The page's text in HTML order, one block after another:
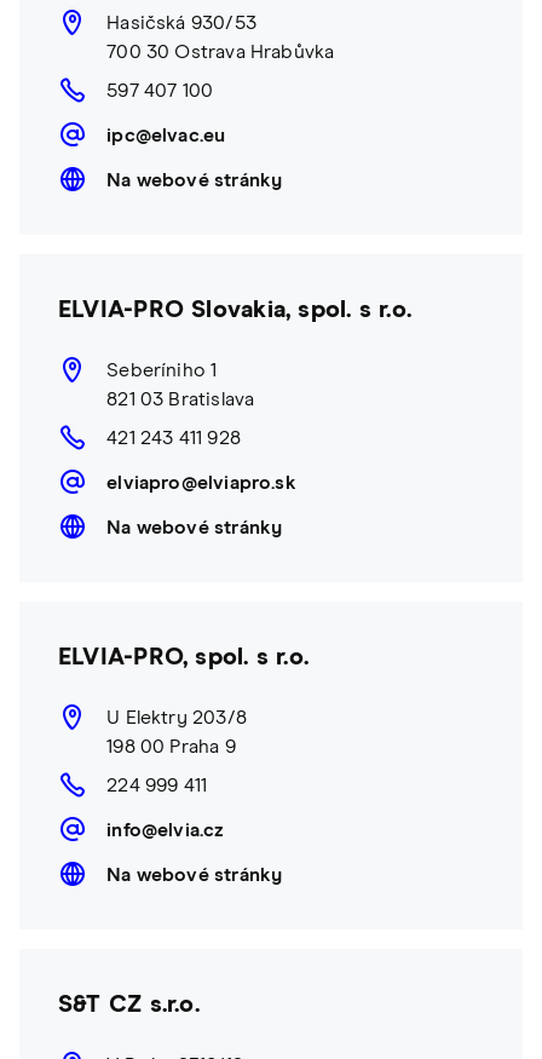
Hasičská 930/53
700 30 Ostrava Hrabůvka
597 407 100
ipc@elvac.eu
Na webové stránky
ELVIA-PRO Slovakia, spol. s r.o.
Seberíniho 1
821 03 Bratislava
421 243 411 928
elviapro@elviapro.sk
Na webové stránky
ELVIA-PRO, spol. s r.o.
U Elektry 203/8
198 00 Praha 9
224 999 411
info@elvia.cz
Na webové stránky
S&T CZ s.r.o.